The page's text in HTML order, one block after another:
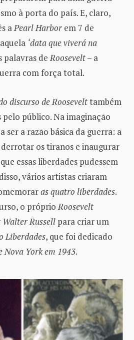
à porta do país. E, claro,
aPearl Harbor em 7 de
‘data que viverá na
palavras deRoosevelt– a
com força total.
discurso de Roosevelttambém
público. Na imaginação
ser a razão básica da guerra: a
os tiranos e inaugurar
essas liberdades pudessem
vários artistas criaram
as quatro liberdades.
o próprioRoosevelt
Walter Russell para criar um
Liberdades, que foi dedicado
Nova York em 1943.